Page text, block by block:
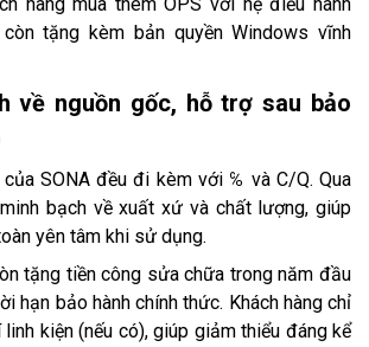
còn tặng kèm bản quyền Windows vĩnh
về nguồn gốc, hỗ trợ sau bảo
SONA đều đi kèm với ℅ và C/Q. Qua
bạch về xuất xứ và chất lượng, giúp
yên tâm khi sử dụng.
tặng tiền công sửa chữa trong năm đầu
hạn bảo hành chính thức. Khách hàng chỉ
kiện (nếu có), giúp giảm thiểu đáng kể